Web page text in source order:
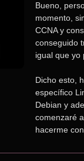
Bueno,
momento,
CCNA y
conseguido
igual que yo
Dicho esto,
específico
Debian y
comenzaré
hacerme